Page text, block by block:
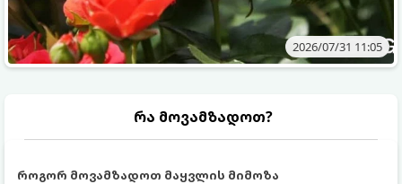
2026/07/31 11:05
რა მოვამზადოთ?
როგორ მოვამზადოთ მაყვლის მიმოზა